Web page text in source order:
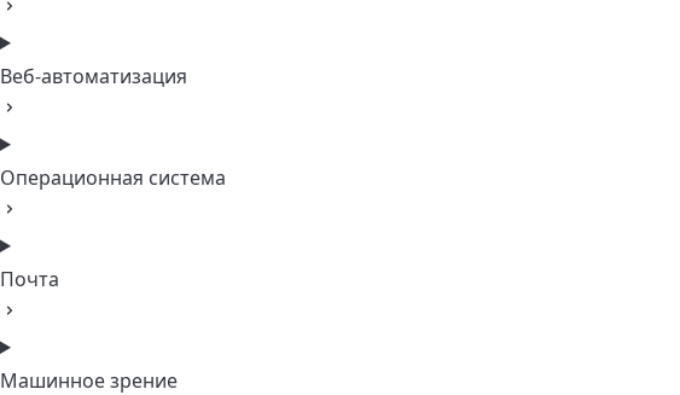
Веб-автоматизация
Операционная система
Почта
Машинное зрение